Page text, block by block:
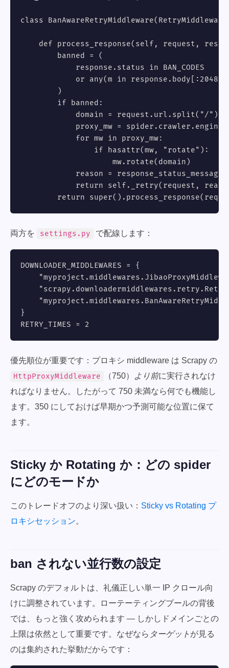
class
def process_response(self, request,
        banned = (
            response.status in BAN_CODES
or any(m in
        )
        if banned:
domain = request.url.split("/
proxy_mw =
            for mw in proxy_mw:
                if hasattr(mw, "rotate"):
mw.rotate(domain)
reason =
return self._retry(request,
return
両方を settings.py で配線します：
DOWNLOADER_MIDDLEWARES = {
}
RETRY_TIMES = 2
優先順位が重要です：プロキシ middleware は Scrapy の
HttpProxyMiddleware
（750） より前に実行されなけ
ればなりません。したがって 750 未満なら何でも機能し
ます。350 にしておけば早期かつ予測可能な位置に保て
ます。
Sticky か Rotating か：どの spider
にどのモードか
このトレードオフのより深い扱い： Sticky vs Rotating プ
ロキシセッション。
ban されない並行数の設定
Scrapy のデフォルトは、礼儀正しい単一 IP クロール向
けに調整されています。ローテーティングプールの背後
では、もっと強く攻められます — しかしドメインごとの
上限は依然として重要です。なぜなら ターゲット が見る
のは集約された挙動だからです：